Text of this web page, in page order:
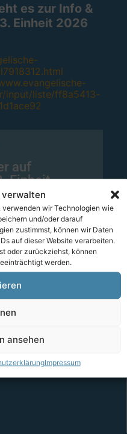
verwenden wir Technologien wie
und/oder darauf
zustimmst, können wir Daten
auf dieser Website verarbeiten.
oder zurückziehst, können
werden.
ansehen
Impressum
es zur Info &
Einheit 2026
input/liste/ff8a5413-
auf
Einheit